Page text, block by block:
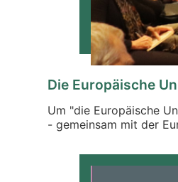
Die Europäische
Um "die Europäische
- gemeinsam mit der